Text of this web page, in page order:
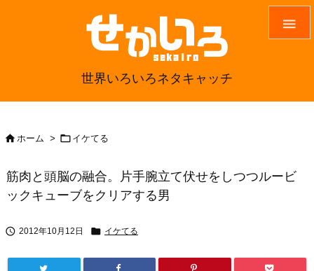
世界いろいろネタキャッチ

ホーム >  イケてる
筋肉と頭脳の融合。片手腕立て伏せをしつつルービ
ックキューブをクリアする男
 2012年10月12日  イケてる